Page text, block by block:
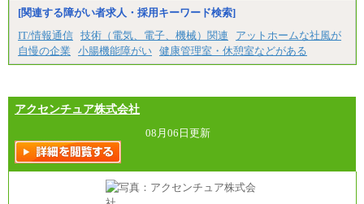
[関連する障がい者求人・採用キーワード検索]
IT/情報通信 技術（電気、電子、機械）関連
アットホームな社風が
自慢の企業
小腸機能障がい 健康管理室・休憩室などがある
アクセンチュア株式会社
08月06日更新